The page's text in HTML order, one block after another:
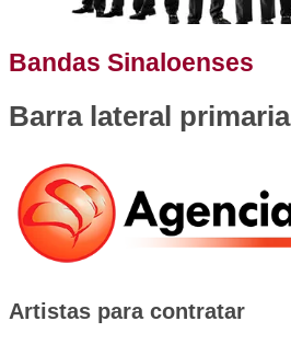
Bandas Sinaloenses
Barra lateral primaria
Artistas para contratar